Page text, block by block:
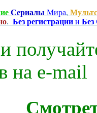
Сериалы Мира,
. Без регистрации и
на e-mаil